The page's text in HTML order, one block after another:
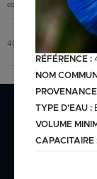
RÉFÉRENCE :
NOM
TYPE D'EAU :
VOLUME
CAPACITAIRE
Stocklist complète
Stocklist Français
CODE DÉSIGNATION
4023707 BETTA